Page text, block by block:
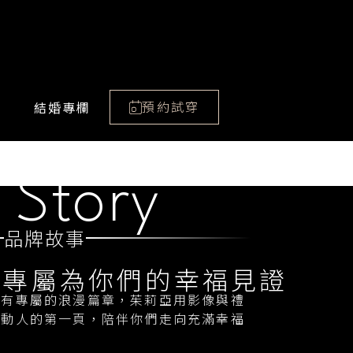
結婚專欄 預約試穿
Story
品牌故事
屬為你們的幸福見證
專屬的浪漫篇章，茱莉亞用影像與禮
人的第一頁，陪伴你們走向充滿幸福